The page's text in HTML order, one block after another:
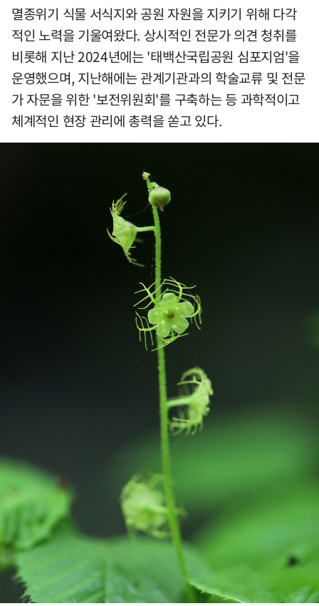
멸종위기 식물 서식지와 공원 자원을 지키기 위해 다각
적인 노력을 기울여왔다. 상시적인 전문가 의견 청취를
비롯해 지난 2024년에는 '태백산국립공원 심포지엄'을
운영했으며, 지난해에는 관계기관과의 학술교류 및 전문
가 자문을 위한 '보전위원회'를 구축하는 등 과학적이고
체계적인 현장 관리에 총력을 쏟고 있다.